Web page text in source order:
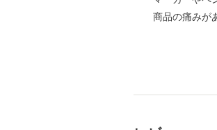
商品の痛みがあ